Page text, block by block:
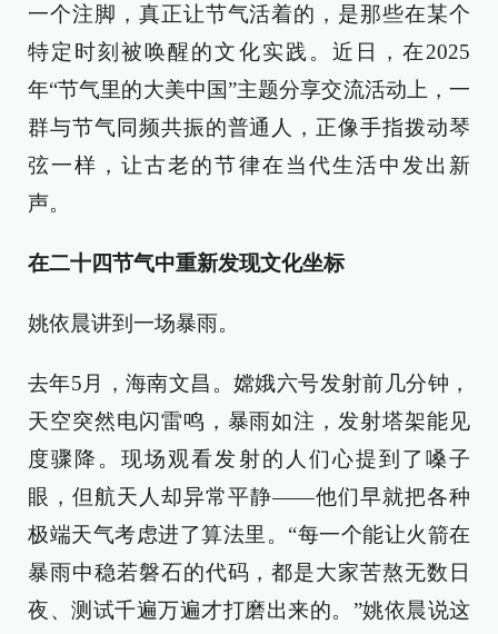
一个注脚，真正让节气活着的，是那些在某个
特定时刻被唤醒的文化实践。近日，在2025
年“节气里的大美中国”主题分享交流活动上，一
群与节气同频共振的普通人，正像手指拨动琴
弦一样，让古老的节律在当代生活中发出新
声。
在二十四节气中重新发现文化坐标
姚依晨讲到一场暴雨。
去年5月，海南文昌。嫦娥六号发射前几分钟，
天空突然电闪雷鸣，暴雨如注，发射塔架能见
度骤降。现场观看发射的人们心提到了嗓子
眼，但航天人却异常平静——他们早就把各种
极端天气考虑进了算法里。“每一个能让火箭在
暴雨中稳若磐石的代码，都是大家苦熬无数日
夜、测试千遍万遍才打磨出来的。”姚依晨说这